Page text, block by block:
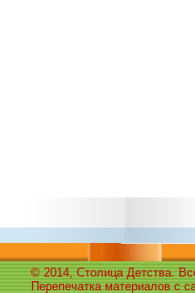
© 2014, Столица Детства.
Перепечатка материалов с